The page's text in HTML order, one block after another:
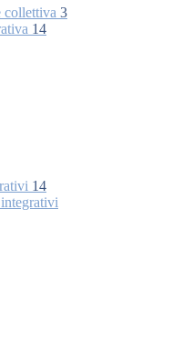
collettiva 3
14
14